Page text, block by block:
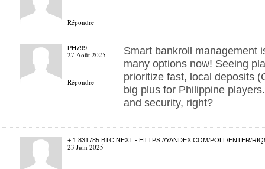
Répondre
PH799
27 Août 2025
Répondre
Smart bankroll management
many options now! Seeing
prioritize fast, local deposits
big plus for Philippine
and security, right?
+ 1.831785 BTC.NEXT - HTTPS://YANDEX.COM/POLL/ENTER/
23 Juin 2025